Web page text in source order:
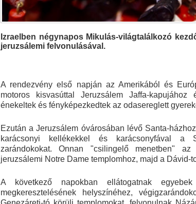
Izraelben négynapos Mikulás-világtalálkozó
jeruzsálemi felvonulásával.
A rendezvény első napján az Amerikából és
motoros kisvasúttal Jeruzsálem Jaffa-
énekeltek és fényképezkedtek az odasereglett
Ezután a Jeruzsálem óvárosában lévő Santa-
karácsonyi kellékekkel és karácsonyfával a
zarándokokat. Onnan "csilingelő menetben"
jeruzsálemi Notre Dame templomhoz, majd a Dávid-
A következő napokban ellátogatnak
megkeresztelésének helyszínéhez,